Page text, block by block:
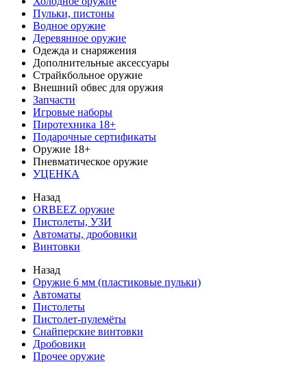
Пульки, пистоны
Водное оружие
Деревянное оружие
Одежда и снаряжения
Дополнительные аксессуары
Страйкбольное оружие
Внешний обвес для оружия
Запчасти
Игровые наборы
Пиротехника 18+
Подарочные сертификаты
Оружие 18+
Пневматическое оружие
УЦЕНКА
Назад
ORBEEZ оружие
Пистолеты, УЗИ
Автоматы, дробовики
Винтовки
Назад
Оружие 6 мм (пластиковые пульки)
Автоматы
Пистолеты
Пистолет-пулемёты
Снайперские винтовки
Дробовики
Прочее оружие